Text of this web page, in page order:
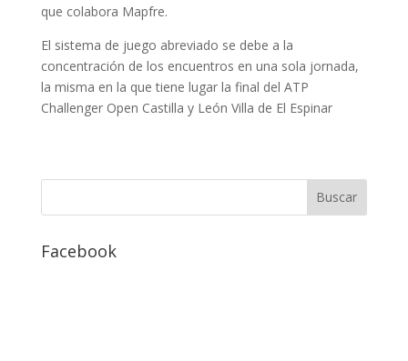
que colabora Mapfre.
El sistema de juego abreviado se debe a la
concentración de los encuentros en una sola jornada,
la misma en la que tiene lugar la final del ATP
Challenger Open Castilla y León Villa de El Espinar
Facebook